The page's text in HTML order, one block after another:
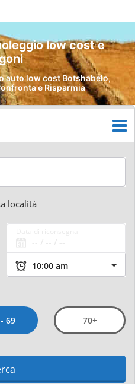
low cost e
auto low cost Botshabelo,
e Risparmia
località
69 70+